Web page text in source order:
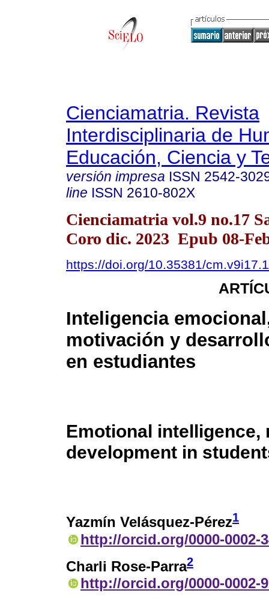
Cienciamatria. Revista
Interdisciplinaria de
Educación, Ciencia y
versión impresa ISSN 2542-
line ISSN 2610-802X
Cienciamatria vol.9 no.17
Coro dic. 2023 Epub 08-
https://doi.org/10.35381/
Inteligencia
motivación y
en estudiantes
Emotional
development in
Yazmín Velásquez-Pérez1
http://orcid.org/0000-0002-
Charli Rose-Parra2
http://orcid.org/0000-0002-